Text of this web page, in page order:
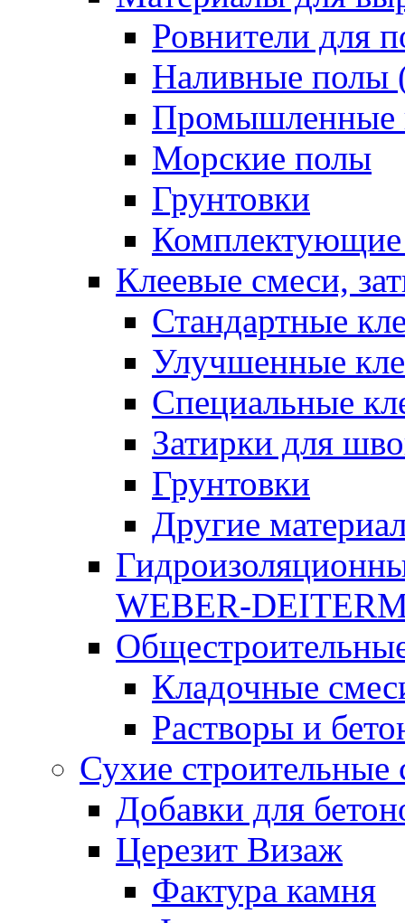
Ровнители для
Наливные полы
Промышленные
Морские полы
Грунтовки
Клеевые смеси,
Стандартные
Улучшенные
Специальные
Затирки для
Грунтовки
Другие
WEBER-
Кладочные
Растворы и
Сухие строительные
Добавки для
Церезит Визаж
Фактура камня